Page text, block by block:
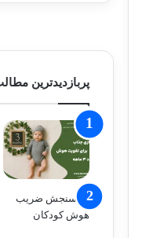
پربازدیدترین